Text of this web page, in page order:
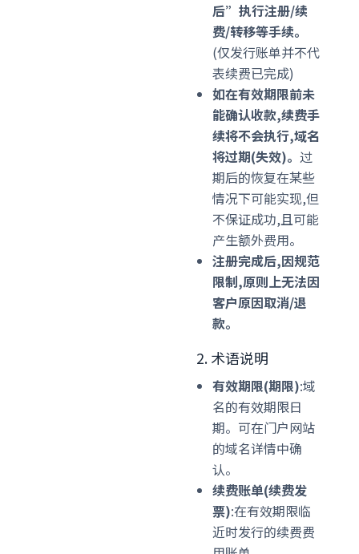
后”执行注册/续
费/转移等手续。
(仅发行账单并不代
表续费已完成)
如在有效期限前未
能确认收款,续费手
续将不会执行,域名
将过期(失效)。过
期后的恢复在某些
情况下可能实现,但
不保证成功,且可能
产生额外费用。
注册完成后,因规范
限制,原则上无法因
客户原因取消/退
款。
2. 术语说明
有效期限(期限):域
名的有效期限日
期。可在门户网站
的域名详情中确
认。
续费账单(续费发
票):在有效期限临
近时发行的续费费